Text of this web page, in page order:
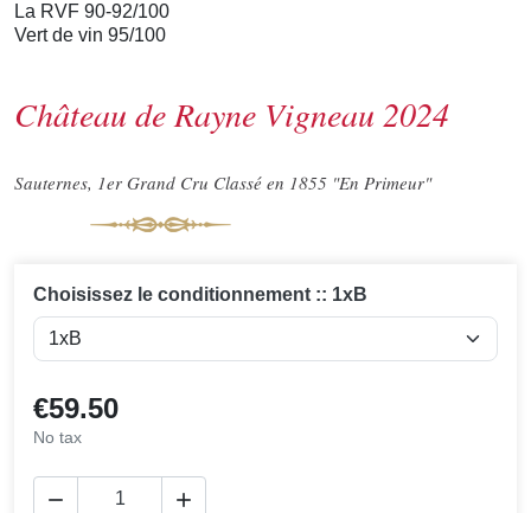
La RVF 90-92/100
Vert de vin 95/100
Château de Rayne Vigneau 2024
Sauternes, 1er Grand Cru Classé en 1855 "En Primeur"
Choisissez le conditionnement :: 1xB
€59.50
No tax
 